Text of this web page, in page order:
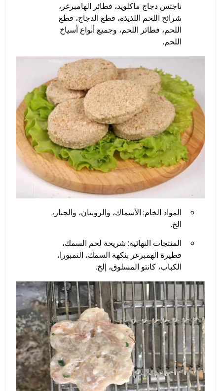
ناجتس دجاج ماكلويد، فطائر الهامبرغر،
شرائح اللحم اللذيذة، قطع الدجاج، قطع
اللحم، فطائر اللحم، وجميع أنواع أسياخ
اللحم.
المواد الخام: الأسماك، والروبيان، والحبار،
الخ.
المنتجات النهائية: شريحة لحم السمك،
فطيرة الهمبرغر بنكهة السمك، التمبورا،
الكباب، كانتو المسلوق، إلخ.